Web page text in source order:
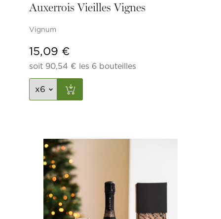
Auxerrois Vieilles Vignes
Vignum
15,09 €
soit 90,54 € les 6 bouteilles